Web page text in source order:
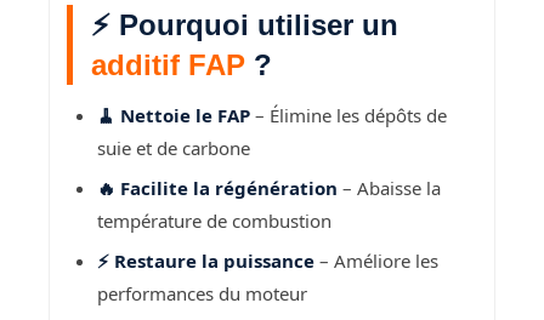
⚡ Pourquoi utiliser un
additif FAP ?
🧹 Nettoie le FAP – Élimine les dépôts de
suie et de carbone
🔥 Facilite la régénération – Abaisse la
température de combustion
⚡ Restaure la puissance – Améliore les
performances du moteur